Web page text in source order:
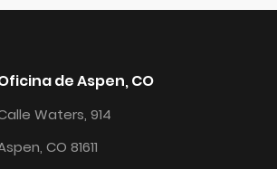
de Aspen, CO
Waters, 914
CO 81611